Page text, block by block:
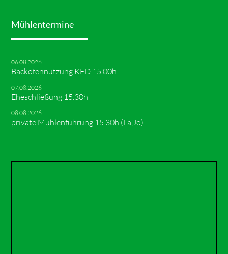
Mühlentermine
06.08.2026
Backofennutzung KFD 15.00h
07.08.2026
Eheschließung 15.30h
08.08.2026
private Mühlenführung 15.30h (La,Jö)